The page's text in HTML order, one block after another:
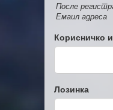
После
Емаил адреса
Корисничко
Лозинка